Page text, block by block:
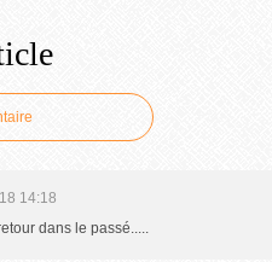
14:18
dans le passé.....